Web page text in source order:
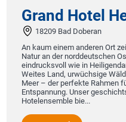
Grand Hotel
18209 Bad Doberan
An kaum einem anderen Ort
Natur an der norddeutschen
eindrucksvoll wie in
Weites Land, urwüchsige
Meer – der perfekte Rahmen
Entspannung. Unser
Hotelensemble bie...